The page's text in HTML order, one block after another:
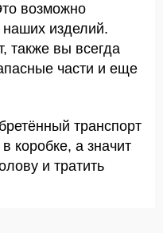
возможно
наших изделий.
также вы всегда
части и еще
транспорт
коробке, а значит
и тратить